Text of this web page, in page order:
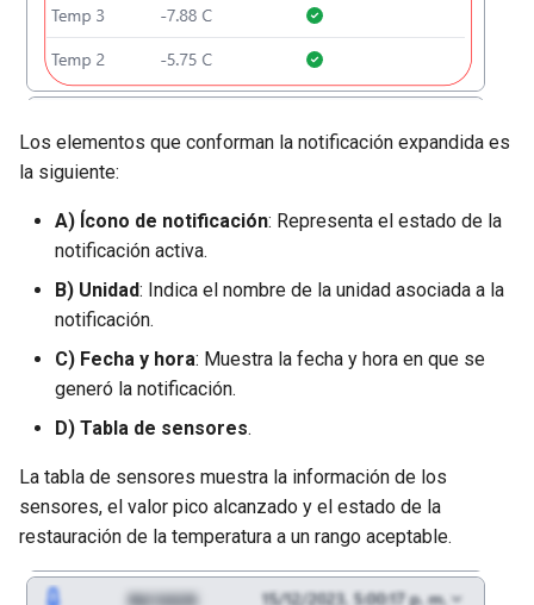
Los elementos que conforman la notificación expandida es
la siguiente:
A) Ícono de notificación: Representa el estado de la
notificación activa.
B) Unidad: Indica el nombre de la unidad asociada a la
notificación.
C) Fecha y hora: Muestra la fecha y hora en que se
generó la notificación.
D) Tabla de sensores.
La tabla de sensores muestra la información de los
sensores, el valor pico alcanzado y el estado de la
restauración de la temperatura a un rango aceptable.